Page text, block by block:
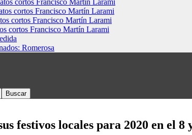
cortos Francisco Martín Larami
cortos Francisco Martín Larami
cortos Francisco Martín Larami
cortos Francisco Martín Larami
Romerosa
festivos locales para 2020 en el 8